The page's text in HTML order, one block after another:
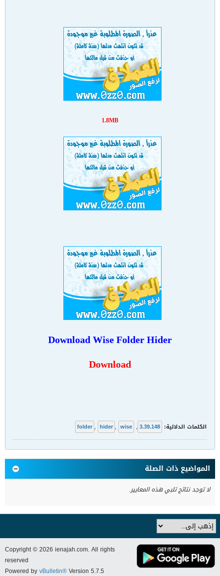
1.8MB
Download Wise Folder Hider
Download
الكلمات الدلالية: 3.39.148
,
folder , hider , wise
المواضيع ذات الصلة
لا توجد نتائج تلبي هذه المعايير.
Copyright © 2026 ienajah.com. All rights
reserved
Powered byvBulletin®Version 5.7.5